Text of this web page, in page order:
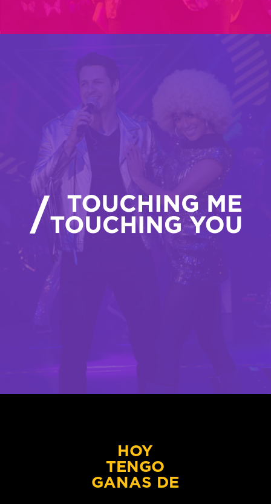
HOY
TENGO
GANAS DE